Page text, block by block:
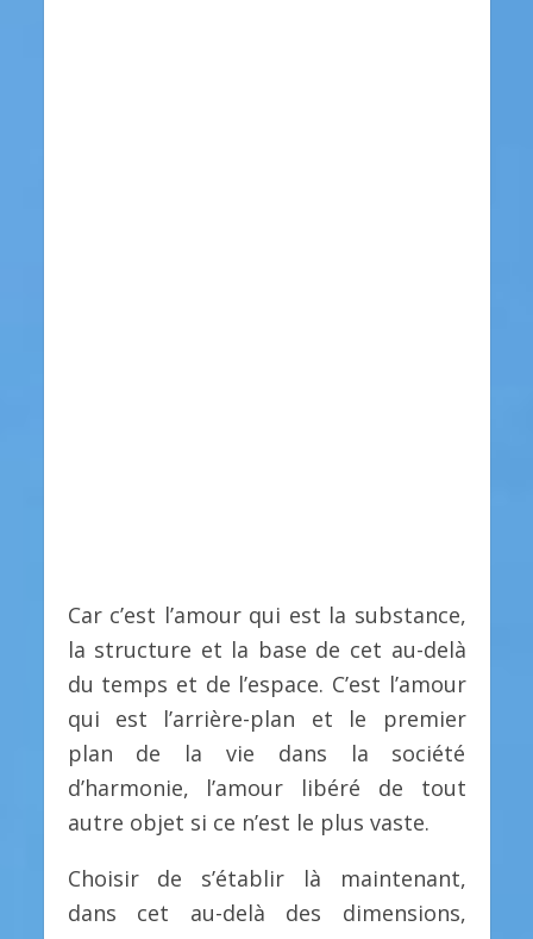
Car c’est l’amour qui est la substance,
la structure et la base de cet au-delà
du temps et de l’espace. C’est l’amour
qui est l’arrière-plan et le premier
plan de la vie dans la société
d’harmonie, l’amour libéré de tout
autre objet si ce n’est le plus vaste.
Choisir de s’établir là maintenant,
dans cet au-delà des dimensions,